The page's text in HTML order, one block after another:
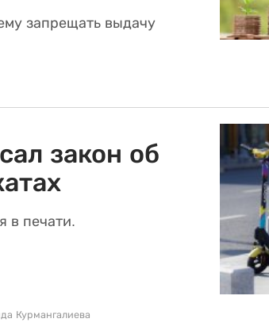
запрещать выдачу
закон об
в печати.
Курмангалиева